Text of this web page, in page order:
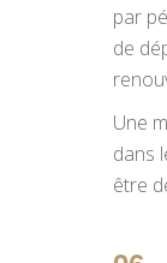
par
de
Une
dans
être